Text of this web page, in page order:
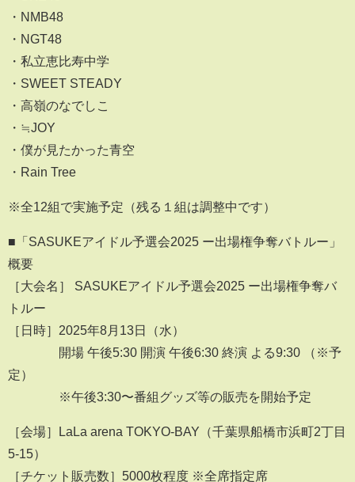
・NMB48
・NGT48
・私立恵比寿中学
・SWEET STEADY
・高嶺のなでしこ
・≒JOY
・僕が見たかった青空
・Rain Tree
※全12組で実施予定（残る１組は調整中です）
■「SASUKEアイドル予選会2025 ー出場権争奪バトルー」
概要
［大会名］ SASUKEアイドル予選会2025 ー出場権争奪バ
トルー
［日時］2025年8月13日（水）
開場 午後5:30 開演 午後6:30 終演 よる9:30 （※予
定）
※午後3:30〜番組グッズ等の販売を開始予定
［会場］LaLa arena TOKYO-BAY（千葉県船橋市浜町2丁目
5-15）
［チケット販売数］5000枚程度 ※全席指定席